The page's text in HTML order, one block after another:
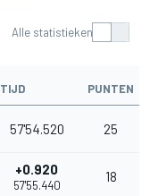
Alle statistieken
TIJD PUNTEN
57'54.520 25
+0.920
57'55.440
18